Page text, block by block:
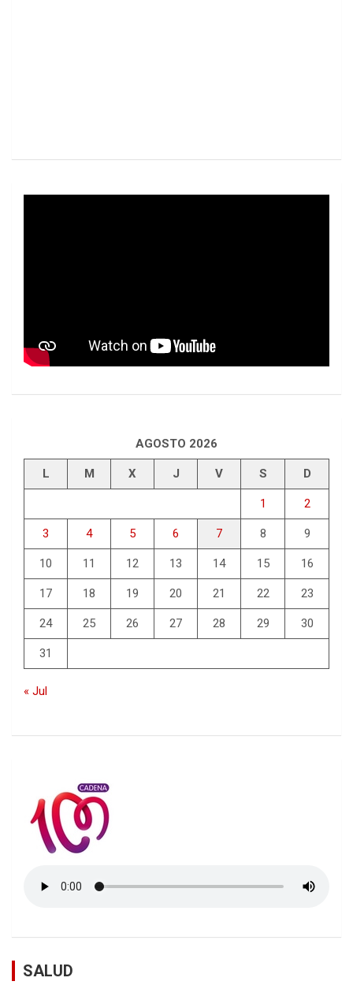
AGOSTO 2026
L M X J V S D
1 2
3 4 5 6 7 8 9
10 11 12 13 14 15 16
17 18 19 20 21 22 23
24 25 26 27 28 29 30
31
« Jul
SALUD